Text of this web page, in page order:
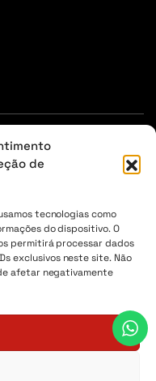
de
tecnologias como
do dispositivo. O
permitirá processar dados
exclusivos neste site. Não
afetar negativamente
de desejos
CNPJ